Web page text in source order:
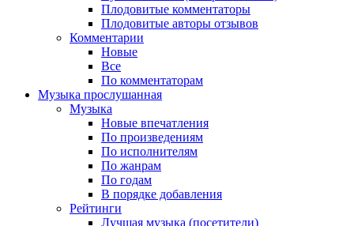
Плодовитые комментаторы
Плодовитые авторы отзывов
Комментарии
Новые
Все
По комментаторам
Музыка прослушанная
Музыка
Новые впечатления
По произведениям
По исполнителям
По жанрам
По годам
В порядке добавления
Рейтинги
Лучшая музыка (посетители)